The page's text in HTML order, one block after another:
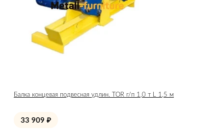
Балка концевая подвесная удлин. TOR г/п 1,0 т L 1,5 м
33 909 ₽